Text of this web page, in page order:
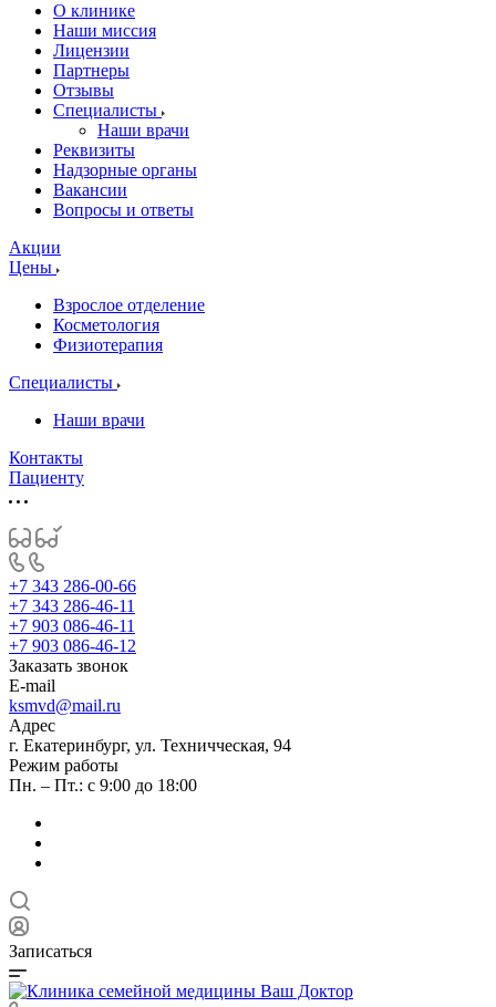
О клинике
Наши миссия
Лицензии
Партнеры
Отзывы
Специалисты
Наши врачи
Реквизиты
Надзорные органы
Вакансии
Вопросы и ответы
Акции
Цены
Взрослое отделение
Косметология
Физиотерапия
Специалисты
Наши врачи
Контакты
Пациенту
+7 343 286-00-66
+7 343 286-46-11
+7 903 086-46-11
+7 903 086-46-12
Заказать звонок
E-mail
ksmvd@mail.ru
Адрес
г. Екатеринбург, ул. Техничческая, 94
Режим работы
Пн. – Пт.: с 9:00 до 18:00
Записаться